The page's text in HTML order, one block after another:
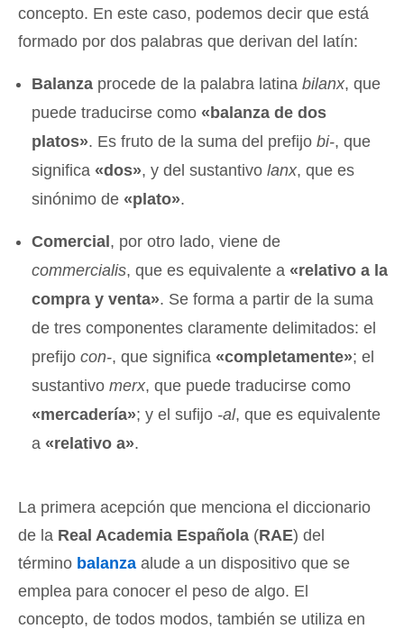
concepto. En este caso, podemos decir que está
formado por dos palabras que derivan del latín:
Balanza procede de la palabra latinabilanx, que
puede traducirse como«balanza de dos
platos». Es fruto de la suma del prefijobi-, que
significa«dos», y del sustantivolanx, que es
sinónimo de«plato».
Comercial, por otro lado, viene de
commercialis, que es equivalente a«relativo a la
compra y venta». Se forma a partir de la suma
de tres componentes claramente delimitados: el
prefijocon-, que significa «completamente»; el
sustantivomerx, que puede traducirse como
«mercadería»; y el sufijo -al, que es equivalente
a«relativo a».
La primera acepción que menciona el diccionario
de la Real Academia Española (RAE) del
término balanza alude a un dispositivo que se
emplea para conocer el peso de algo. El
concepto, de todos modos, también se utiliza en